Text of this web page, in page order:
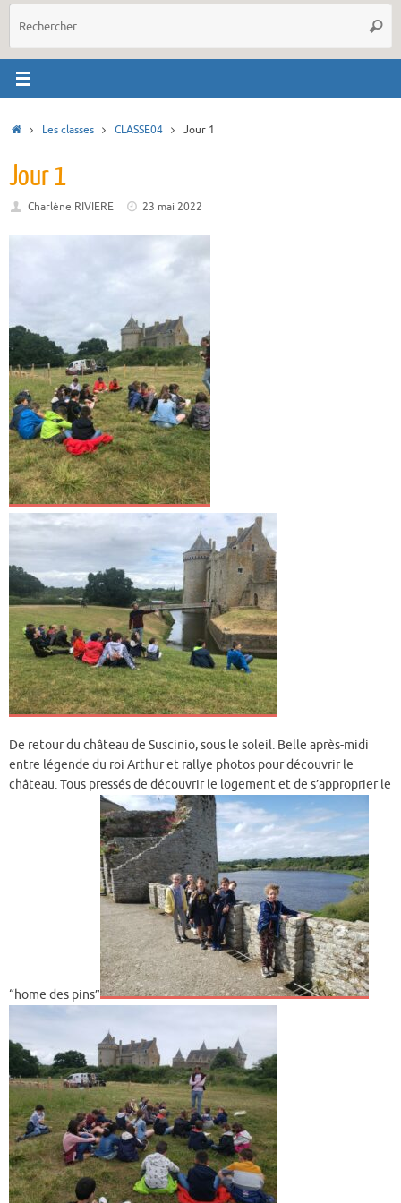
AccueilLes classes CLASSE04 Jour 1
Jour 1
Charlène RIVIERE 23 mai 2022
De retour du château de Suscinio, sous le soleil. Belle après-midi
entre légende du roi Arthur et rallye photos pour découvrir le
château. Tous pressés de découvrir le logement et de s’approprier le
“home des pins”